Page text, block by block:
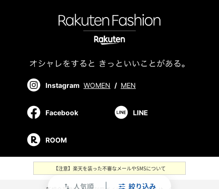
swap_vert 人気順 絞り込み
Instagram WOMEN / MEN
Facebook LINE
ROOM
【注意】楽天を装った不審なメールやSMSについて